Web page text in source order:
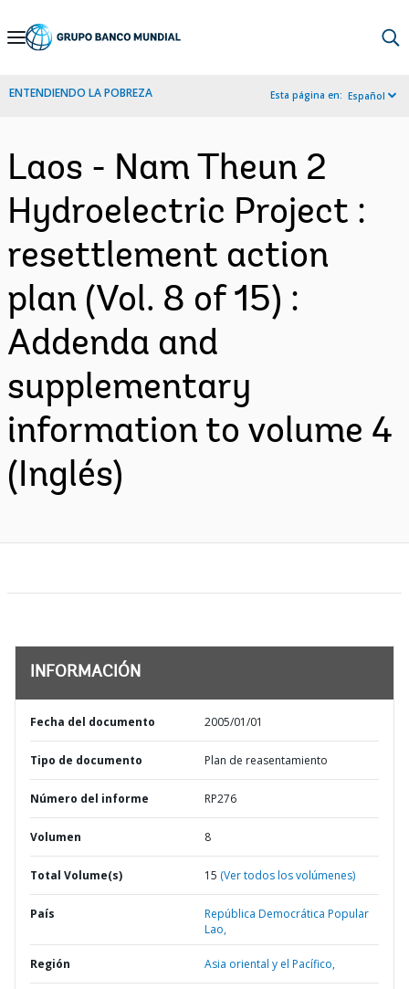
Skip
Navigation
ENTENDIENDO LA POBREZA Esta página en: Español
Laos - Nam Theun 2
Hydroelectric Project :
resettlement action
plan (Vol. 8 of 15) :
Addenda and
supplementary
information to volume 4
(Inglés)
INFORMACIÓN
Fecha del documento 2005/01/01
Tipo de documento Plan de reasentamiento
Número del informe RP276
Volumen 8
Total Volume(s) 15 (Ver todos los volúmenes)
País
República Democrática Popular
Lao,
Región Asia oriental y el Pacífico,